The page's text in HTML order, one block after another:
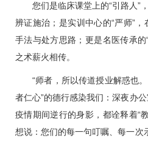
您们是临床课堂上的“引路人”
辨证施治；是实训中心的“严师”
手法与处方思路；更是名医传承
之术薪火相传。
“师者，所以传道授业解惑也
者仁心”的德行感染我们：深夜办
疫情期间逆行的身影，都诠释着“
想说：您们的每一句叮嘱、每一次